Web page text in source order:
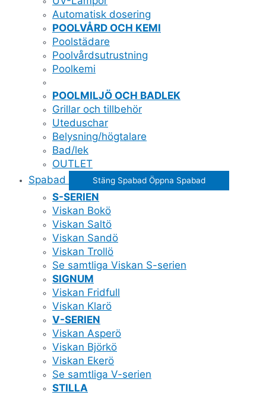
Automatisk dosering
POOLVÅRD OCH KEMI
Poolstädare
Poolvårdsutrustning
Poolkemi
POOLMILJÖ OCH BADLEK
Grillar och tillbehör
Uteduschar
Belysning/högtalare
Bad/lek
OUTLET
Spabad
Stäng Spabad Öppna Spabad
S-SERIEN
Viskan Bokö
Viskan Saltö
Viskan Sandö
Viskan Trollö
Se samtliga Viskan S-serien
SIGNUM
Viskan Fridfull
Viskan Klarö
V-SERIEN
Viskan Asperö
Viskan Björkö
Viskan Ekerö
Se samtliga V-serien
STILLA